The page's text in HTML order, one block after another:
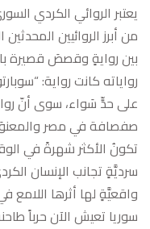
من أبرز الروائيين
بين روايةٍ وقصصَ قصيرة
رواياته كانت رواية:
على حدٍّ سَواء، سوى أنّ
صفصافة في مصر
تكونُ الأكثر شهرةً في
سرديَّةٍ تجانب الإنسان
واقعيَّةٍ لها أثرها اللامع
سوريا تعيش الآن حرباً